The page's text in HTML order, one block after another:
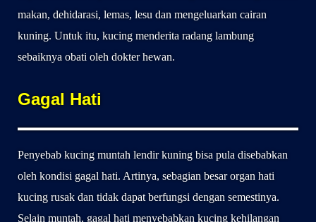
makan, dehidarasi, lemas, lesu dan mengeluarkan cairan
kuning. Untuk itu, kucing menderita radang lambung
sebaiknya obati oleh dokter hewan.
Gagal Hati
Penyebab kucing muntah lendir kuning bisa pula disebabkan
oleh kondisi gagal hati. Artinya, sebagian besar organ hati
kucing rusak dan tidak dapat berfungsi dengan semestinya.
Selain muntah, gagal hati menyebabkan kucing kehilangan